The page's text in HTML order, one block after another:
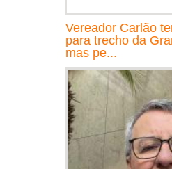
Vereador Carlão
para trecho da
mas pe...